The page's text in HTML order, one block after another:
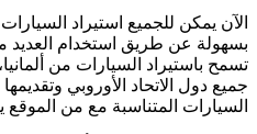
الآن يمكن للجميع استيراد
بسهولة عن طريق استخدام العديد من
تسمح باستيراد السيارات من
جميع دول الاتحاد الأوروبي
السيارات المتناسبة مع من